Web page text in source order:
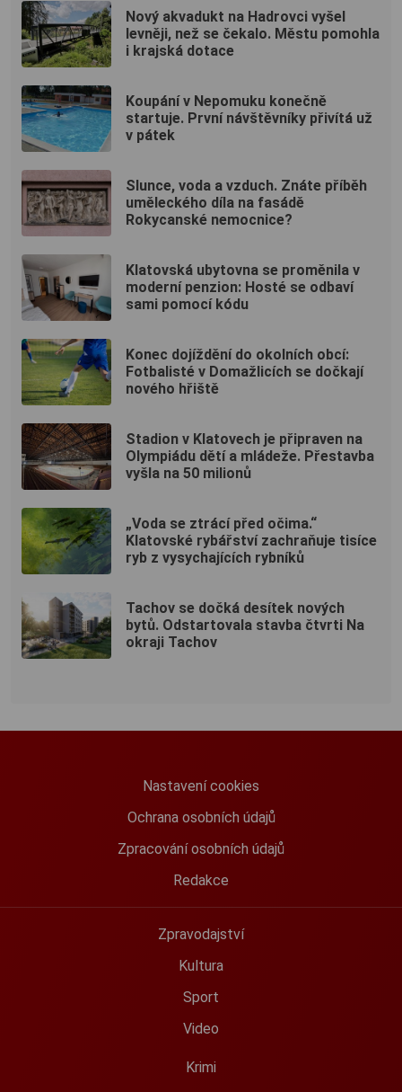
Nový akvadukt na Hadrovci vyšel
levněji, než se čekalo. Městu pomohla
i krajská dotace
Koupání v Nepomuku konečně
startuje. První návštěvníky přivítá už
v pátek
Slunce, voda a vzduch. Znáte příběh
uměleckého díla na fasádě
Rokycanské nemocnice?
Klatovská ubytovna se proměnila v
moderní penzion: Hosté se odbaví
sami pomocí kódu
Konec dojíždění do okolních obcí:
Fotbalisté v Domažlicích se dočkají
nového hřiště
Stadion v Klatovech je připraven na
Olympiádu dětí a mládeže. Přestavba
vyšla na 50 milionů
„Voda se ztrácí před očima.“
Klatovské rybářství zachraňuje tisíce
ryb z vysychajících rybníků
Tachov se dočká desítek nových
bytů. Odstartovala stavba čtvrti Na
okraji Tachov
Nastavení cookies
Ochrana osobních údajů
Zpracování osobních údajů
Redakce
Zpravodajství
Kultura
Sport
Video
Krimi